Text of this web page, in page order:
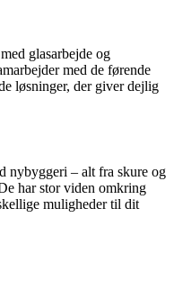
glasarbejde og
med de førende
løsninger, der giver dejlig
nybyggeri – alt fra skure og
har stor viden omkring
muligheder til dit